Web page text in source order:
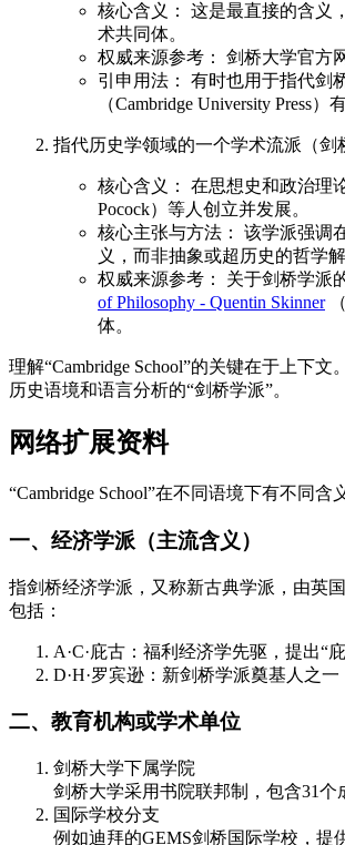
核心含义： 这是最直接的含义
术共同体。
权威来源参考： 剑桥大学官方
引申用法： 有时也用于指代剑
（Cambridge University Press）
指代历史学领域的一个学术流派（剑
核心含义： 在思想史和政治理
Pocock）等人创立并发展。
核心主张与方法： 该学派强调
义，而非抽象或超历史的哲学
权威来源参考： 关于剑桥学派
of Philosophy - Quentin Skinner
体。
理解“Cambridge School”的关键在于上下
历史语境和语言分析的“剑桥学派”。
网络扩展资料
“Cambridge School”在不同语境下有不同含
一、经济学派（主流含义）
指剑桥经济学派，又称新古典学派，由英
包括：
A·C·庇古：福利经济学先驱，提出“
D·H·罗宾逊：新剑桥学派奠基人之
二、教育机构或学术单位
剑桥大学下属学院
剑桥大学采用书院联邦制，包含31个
国际学校分支
例如迪拜的GEMS剑桥国际学校，提